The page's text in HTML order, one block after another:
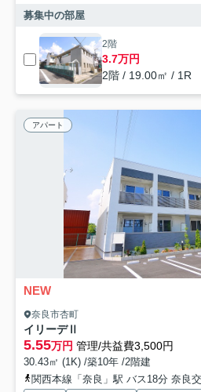
募集中の部屋
2階
3.7万円
2階 / 19.00㎡ / 1R
アパート
NEW
奈良市杏町
イリーデⅡ
5.55万円 管理/共益費3,500円
30.43㎡ (1K) /築10年 /2階建
関西本線「奈良」駅 バス18分 奈良